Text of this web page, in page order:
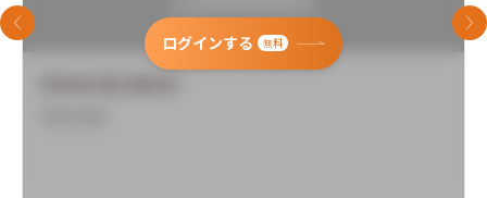
ログインする 無料
前のスライド 次